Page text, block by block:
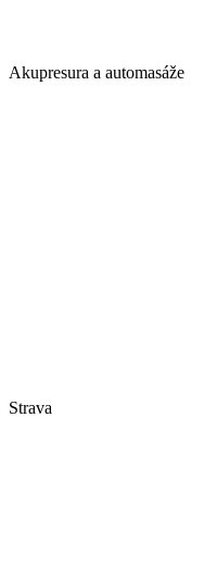
Akupresura a automasáže
Strava